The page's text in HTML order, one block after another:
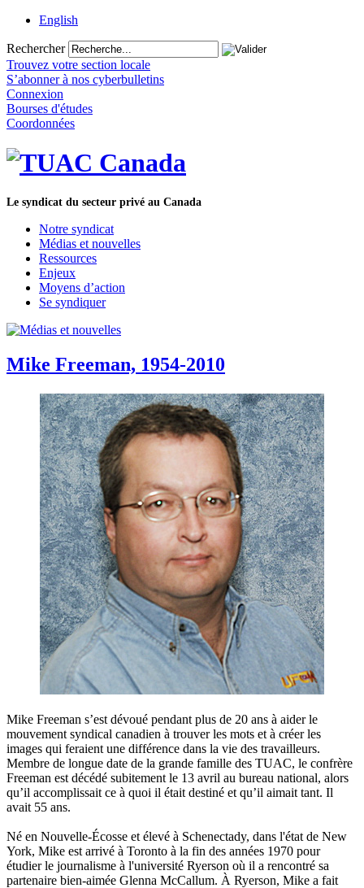
English
Rechercher
Trouvez votre section locale
S’abonner à nos cyberbulletins
Connexion
Bourses d'études
Coordonnées
Le syndicat du secteur privé au Canada
Notre syndicat
Médias et nouvelles
Ressources
Enjeux
Moyens d’action
Se syndiquer
Mike Freeman, 1954-2010
Mike Freeman s’est dévoué pendant plus de 20 ans à aider le
mouvement syndical canadien à trouver les mots et à créer les
images qui feraient une différence dans la vie des travailleurs.
Membre de longue date de la grande famille des TUAC, le confrère
Freeman est décédé subitement le 13 avril au bureau national, alors
qu’il accomplissait ce à quoi il était destiné et qu’il aimait tant. Il
avait 55 ans.
Né en Nouvelle-Écosse et élevé à Schenectady, dans l'état de New
York, Mike est arrivé à Toronto à la fin des années 1970 pour
étudier le journalisme à l'université Ryerson où il a rencontré sa
partenaire bien-aimée Glenna McCallum. À Ryerson, Mike a fait